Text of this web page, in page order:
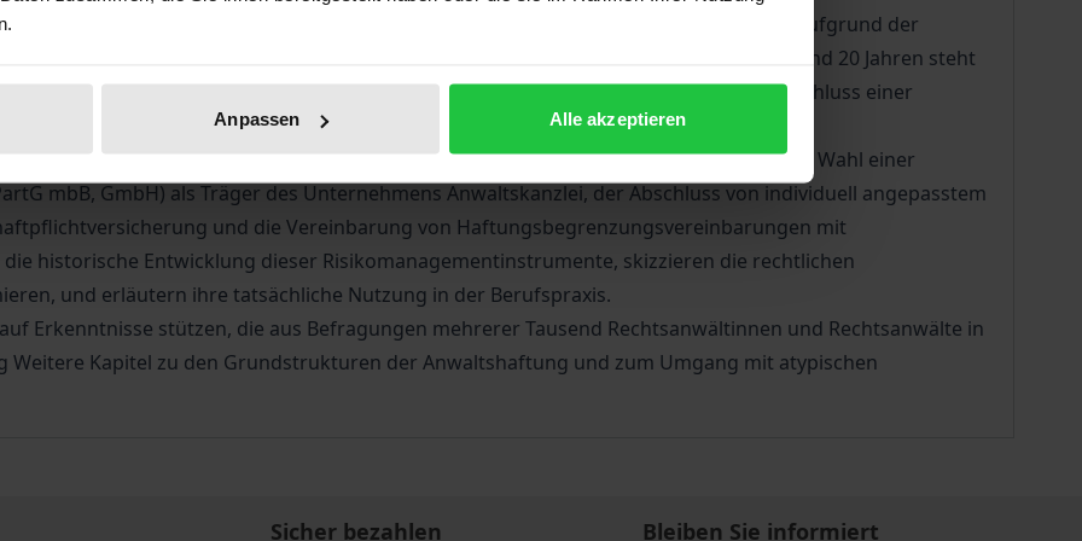
Anpassen Alle akzeptieren
bei der Ausübung ihres Berufs ist die persönliche Haftung für fachliche Fehler. Aufgrund der
zur Anwaltshaftung entwickelt hat, ist dieses Haftungsrisiko erheblich. Erst seit rund 20 Jahren steht
Risikomanagementinstrumenten zur Verfügung, die eine Begrenzung oder den Ausschluss einer
die Rechtsanwälte mittlerweile nutzen können, detailliert untersucht: Die Wahl einer
mbB, GmbH) als Träger des Unternehmens Anwaltskanzlei, der Abschluss von individuell angepasstem
und die Vereinbarung von Haftungsbegrenzungsvereinbarungen mit
historische Entwicklung dieser Risikomanagementinstrumente, skizzieren die rechtlichen
und erläutern ihre tatsächliche Nutzung in der Berufspraxis.
Erkenntnisse stützen, die aus Befragungen mehrerer Tausend Rechtsanwältinnen und Rechtsanwälte in
Weitere Kapitel zu den Grundstrukturen der Anwaltshaftung und zum Umgang mit atypischen
Sicher bezahlen Bleiben Sie informiert